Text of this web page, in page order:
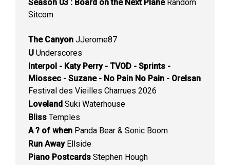
Season 03 : Board on the Next PlaneRandom
Sitcom
The Canyon JJerome87
U Underscores
Interpol - Katy Perry - TVOD - Sprints -
Miossec - Suzane - No Pain No Pain - Orelsan
Festival des Vieilles Charrues 2026
Loveland Suki Waterhouse
Bliss Temples
A ? of when Panda Bear & Sonic Boom
Run AwayEllside
Piano Postcards Stephen Hough